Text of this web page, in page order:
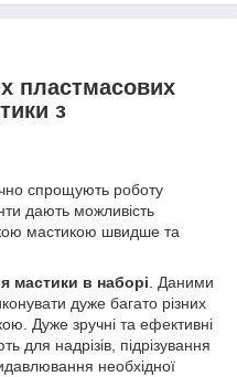
пластмасових
з
спрощують роботу
дають можливість
мастикою швидше та
мастики в наборі . Даними
дуже багато різних
Дуже зручні та ефективні
для надрізів, підрізування
необхідної